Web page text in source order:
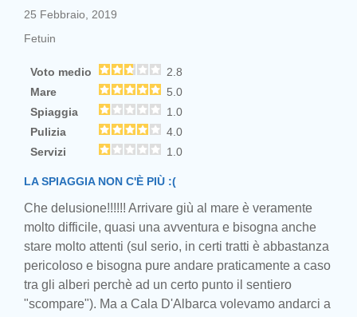
25 Febbraio, 2019
Fetuin
Voto medio
2.8
Mare
5.0
Spiaggia
1.0
Pulizia
4.0
Servizi
1.0
LA SPIAGGIA NON C'È PIÙ :(
Che delusione!!!!!! Arrivare giù al mare è veramente
molto difficile, quasi una avventura e bisogna anche
stare molto attenti (sul serio, in certi tratti è abbastanza
pericoloso e bisogna pure andare praticamente a caso
tra gli alberi perchè ad un certo punto il sentiero
"scompare"). Ma a Cala D'Albarca volevamo andarci a